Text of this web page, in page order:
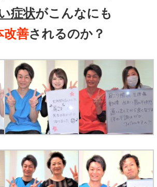
症状がこんなにも
改善されるのか？